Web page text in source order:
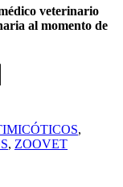
veterinario
al momento de
,
, ZOOVET